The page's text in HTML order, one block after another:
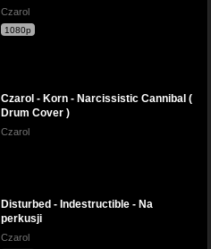
Czarol
1080p
Czarol - Korn - Narcissistic Cannibal (
Drum Cover )
Czarol
Disturbed - Indestructible - Na
perkusji
Czarol